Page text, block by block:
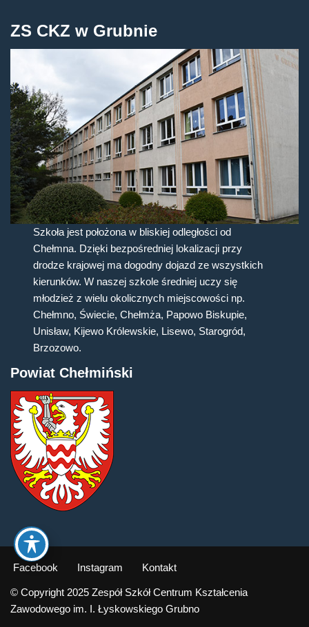
ZS CKZ w Grubnie
Szkoła jest położona w bliskiej odległości od
Chełmna. Dzięki bezpośredniej lokalizacji przy
drodze krajowej ma dogodny dojazd ze wszystkich
kierunków. W naszej szkole średniej uczy się
młodzież z wielu okolicznych miejscowości np.
Chełmno, Świecie, Chełmża, Papowo Biskupie,
Unisław, Kijewo Królewskie, Lisewo, Starogród,
Brzozowo.
Powiat Chełmiński
Facebook Instagram Kontakt
© Copyright 2025 Zespół Szkół Centrum Kształcenia
Zawodowego im. I. Łyskowskiego Grubno